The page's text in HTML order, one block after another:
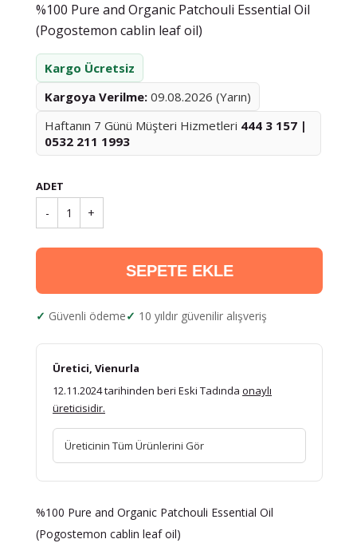
%100 Pure and Organic Patchouli Essential Oil
(Pogostemon cablin leaf oil)
Kargo Ücretsiz
Kargoya Verilme: 09.08.2026 (Yarın)
Haftanın 7 Günü Müşteri Hizmetleri 444 3 157 |
0532 211 1993
ADET
- 1 +
SEPETE EKLE
Güvenli ödeme 10 yıldır güvenilir alışveriş
Üretici, Vienurla
12.11.2024 tarihinden beri Eski Tadında onaylı
üreticisidir.
Üreticinin Tüm Ürünlerini Gör
%100 Pure and Organic Patchouli Essential Oil
(Pogostemon cablin leaf oil)